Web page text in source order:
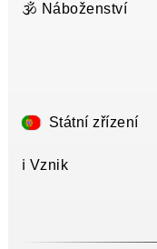
🕉️ Náboženství
Státní zřízení
ℹ️ Vznik